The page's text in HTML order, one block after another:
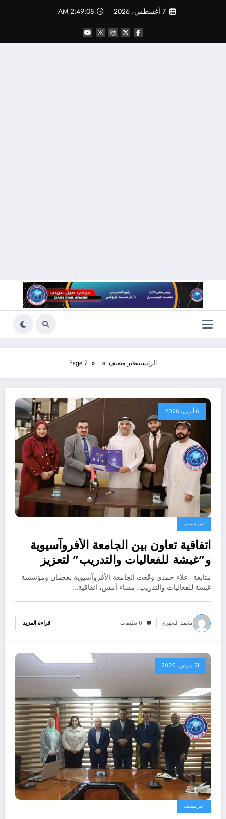
7 أغسطس، 2026 2:49:09 AM
الرئيسيةغير مصنف Page 2
6 أبريل، 2026
غير مصنف
اتفاقية تعاون بين الجامعة الأفروآسيوية
و”غبشة للفعاليات والتدريب” لتعزيز
البرامج العلمية
متابعة - علاء حمدي وقّعت الجامعة الأفروآسيوية بعجمان ومؤسسة
غبشة للفعاليات والتدريب، مساء أمس، اتفاقية…
محمد البحيري 0 تعليقات قراءة المزيد
21 مارس، 2026
غير مصنف